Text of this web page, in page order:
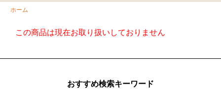
ホーム
この商品は現在お取り扱いしておりません
おすすめ検索キーワード